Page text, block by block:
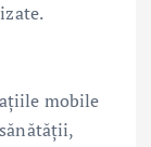
mobile